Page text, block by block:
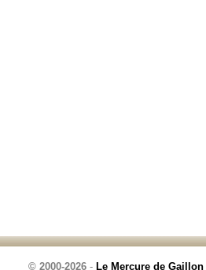
© 2000-2026 - Le Mercure de Gaillon